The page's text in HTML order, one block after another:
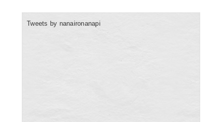
Tweets by nanaironanapi